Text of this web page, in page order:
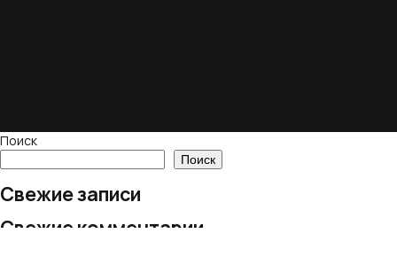
Поиск
Поиск
Свежие записи
Свежие комментарии